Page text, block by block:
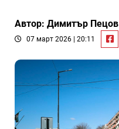
Автор: Димитър Пецов
07 март 2026 | 20:11